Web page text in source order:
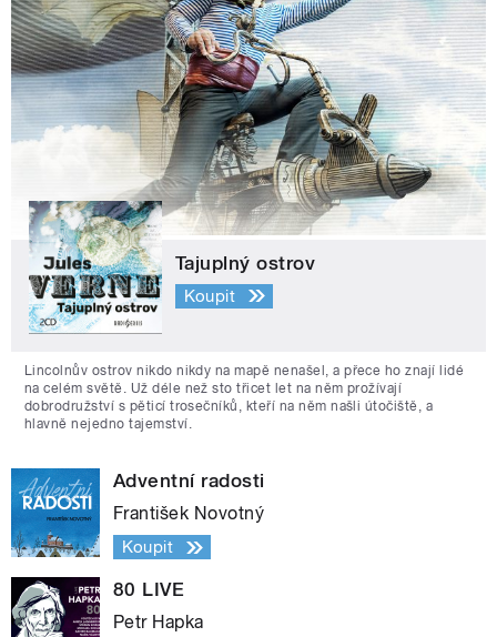
Tajuplný ostrov
Koupit
Lincolnův ostrov nikdo nikdy na mapě nenašel, a přece ho znají lidé
na celém světě. Už déle než sto třicet let na něm prožívají
dobrodružství s pěticí trosečníků, kteří na něm našli útočiště, a
hlavně nejedno tajemství.
Adventní radosti
František Novotný
Koupit
80 LIVE
Petr Hapka